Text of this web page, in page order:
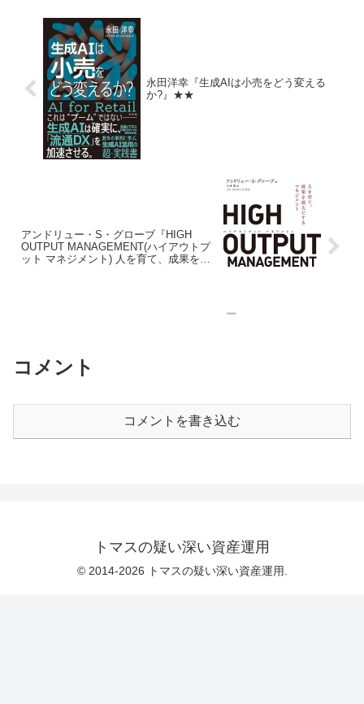
永田洋幸『生成AIは小売をどう変える
か?』★★
アンドリュー・S・グローブ『HIGH
OUTPUT MANAGEMENT(ハイアウトプ
ット マネジメント) 人を育て、成果を最
コメント
コメントを書き込む
トマスの疑い深い資産運用
© 2014-2026 トマスの疑い深い資産運用.